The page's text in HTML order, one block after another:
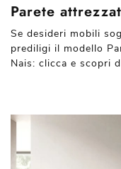
Parete
Se desideri mobili
prediligi il modello
Nais: clicca e scopri